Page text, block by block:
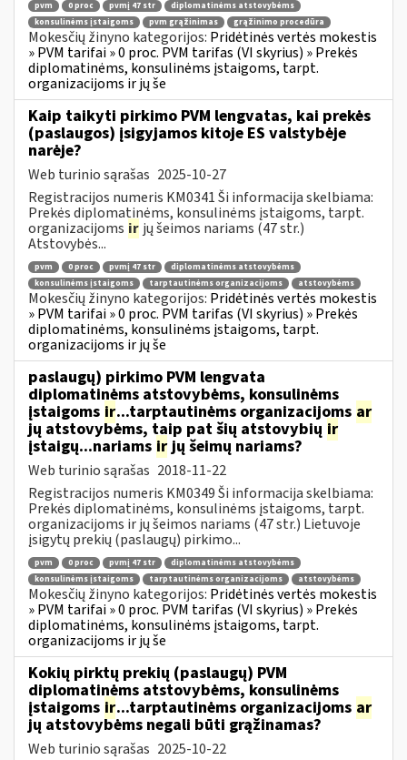
pvm 0 proc pvmį 47 str
diplomatinėms atstovybėms
konsulinėms įstaigoms
pvm grąžinimas grąžinimo procedūra
Mokesčių žinyno kategorijos: Pridėtinės vertės mokestis
» PVM tarifai » 0 proc. PVM tarifas (VI skyrius) » Prekės
diplomatinėms, konsulinėms įstaigoms, tarpt.
organizacijoms ir jų še
Kaip taikyti pirkimo PVM lengvatas, kai prekės
(paslaugos) įsigyjamos kitoje ES valstybėje
narėje?
Web turinio sąrašas 2025-10-27
Registracijos numeris KM0341 Ši informacija skelbiama:
Prekės diplomatinėms, konsulinėms įstaigoms, tarpt.
organizacijoms ir jų šeimos nariams (47 str.)
Atstovybės...
pvm 0 proc pvmį 47 str
diplomatinėms atstovybėms
konsulinėms įstaigoms
tarptautinėms organizacijoms atstovybėms
Mokesčių žinyno kategorijos: Pridėtinės vertės mokestis
» PVM tarifai » 0 proc. PVM tarifas (VI skyrius) » Prekės
diplomatinėms, konsulinėms įstaigoms, tarpt.
organizacijoms ir jų še
paslaugų) pirkimo PVM lengvata
diplomatinėms atstovybėms, konsulinėms
įstaigoms ir...tarptautinėms organizacijoms ar
jų atstovybėms, taip pat šių atstovybių ir
įstaigų...nariams irjų šeimų nariams?
Web turinio sąrašas 2018-11-22
Registracijos numeris KM0349 Ši informacija skelbiama:
Prekės diplomatinėms, konsulinėms įstaigoms, tarpt.
organizacijoms ir jų šeimos nariams (47 str.) Lietuvoje
įsigytų prekių (paslaugų) pirkimo...
pvm 0 proc pvmį 47 str
diplomatinėms atstovybėms
konsulinėms įstaigoms
tarptautinėms organizacijoms atstovybėms
Mokesčių žinyno kategorijos: Pridėtinės vertės mokestis
» PVM tarifai » 0 proc. PVM tarifas (VI skyrius) » Prekės
diplomatinėms, konsulinėms įstaigoms, tarpt.
organizacijoms ir jų še
Kokių pirktų prekių (paslaugų) PVM
diplomatinėms atstovybėms, konsulinėms
įstaigoms ir...tarptautinėms organizacijoms ar
jų atstovybėms negali būti grąžinamas?
Web turinio sąrašas 2025-10-22